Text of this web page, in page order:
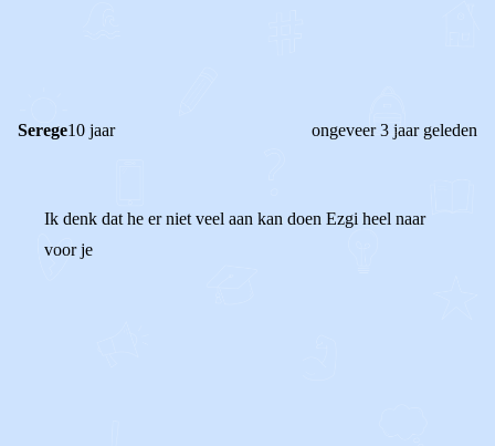
Serege10 jaar ongeveer 3 jaar geleden
Ik denk dat he er niet veel aan kan doen Ezgi heel naar
voor je